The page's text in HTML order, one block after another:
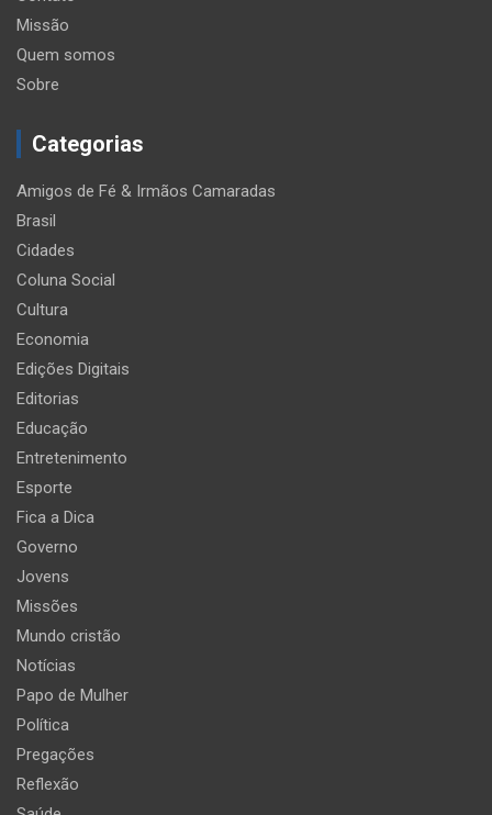
Missão
Quem somos
Sobre
Categorias
Amigos de Fé & Irmãos Camaradas
Brasil
Cidades
Coluna Social
Cultura
Economia
Edições Digitais
Editorias
Educação
Entretenimento
Esporte
Fica a Dica
Governo
Jovens
Missões
Mundo cristão
Notícias
Papo de Mulher
Política
Pregações
Reflexão